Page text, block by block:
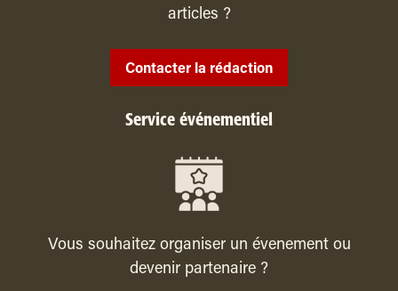
articles ?
Contacter la rédaction
Service événementiel
Vous souhaitez organiser un évenement ou
devenir partenaire ?